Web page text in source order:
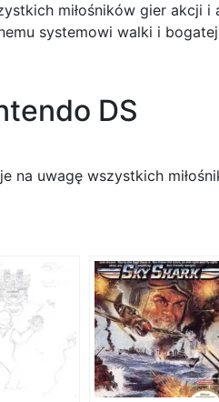
miłośników gier akcji
systemowi walki i
DS
na uwagę wszystkich